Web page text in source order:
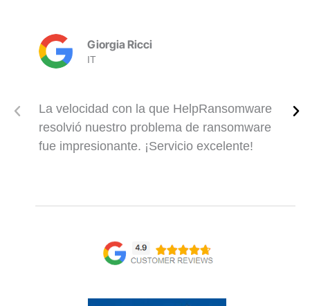
La velocidad con la que HelpRansomware
resolvió nuestro problema de ransomware
fue impresionante. ¡Servicio excelente!
Giorgia Ricci
IT